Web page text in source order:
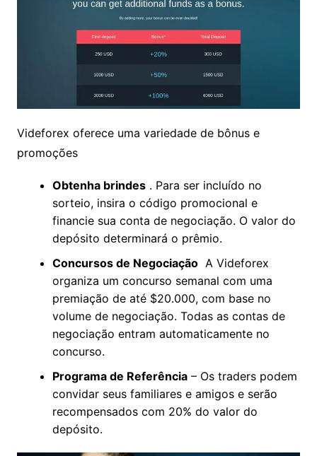
Promoções e ofertas
Videforex oferece uma variedade de bônus e
promoções
Obtenha brindes. Para ser incluído no
sorteio, insira o código promocional e
financie sua conta de negociação. O valor
do depósito determinará o prêmio.
Concursos de NegociaçãoA Videforex
organiza um concurso semanal com uma
premiação de até $20.000, com base no
volume de negociação. Todas as contas de
negociação entram automaticamente no
concurso.
Programa de Referência– Os traders